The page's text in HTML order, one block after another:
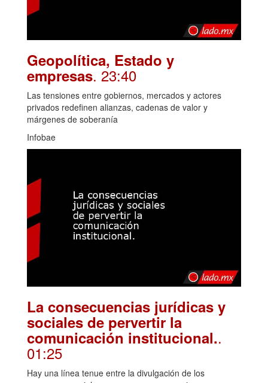
Geopolítica, Estado y
empresas. 23:40
Las tensiones entre gobiernos, mercados y actores
privados redefinen alianzas, cadenas de valor y
márgenes de soberanía
Infobae
La consecuencias jurídicas y
sociales de pervertir la
comunicación institucional..
01:25
Hay una línea tenue entre la divulgación de los